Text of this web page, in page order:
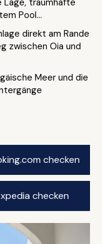
Lage, traumhafte
Pool...
direkt am Rande
zwischen Oia und
Meer und die
checken
checken